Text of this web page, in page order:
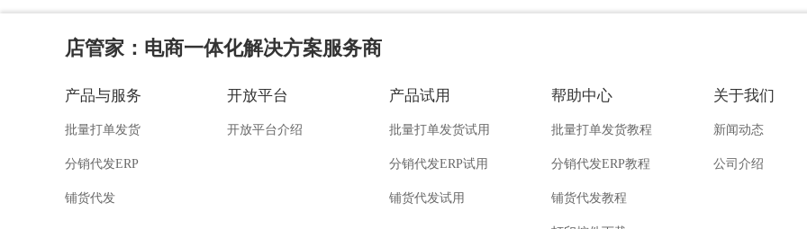
店管家 ：电商一体化解决方案服务商
产品与服务
批量打单发货
分销代发ERP
铺货代发
开放平台
开放平台介绍
产品试用
批量打单发货试用
分销代发ERP试用
铺货代发试用
帮助中心
批量打单发货教程
分销代发ERP教程
铺货代发教程
关于我们
新闻动态
公司介绍